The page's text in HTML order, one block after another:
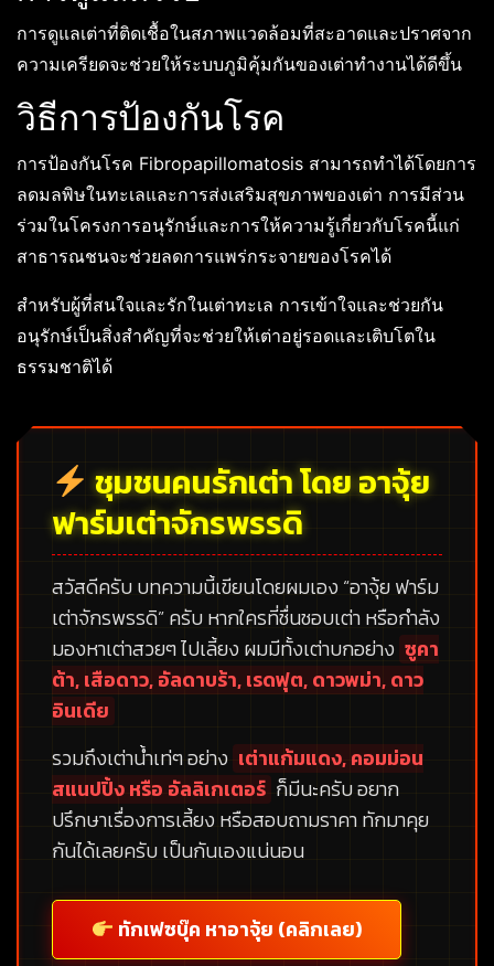
การดูแลเต่าที่ติดเชื้อในสภาพแวดล้อมที่สะอาดและปราศจาก
ความเครียดจะช่วยให้ระบบภูมิคุ้มกันของเต่าทำงานได้ดีขึ้น
วิธีการป้องกันโรค
การป้องกันโรค Fibropapillomatosis สามารถทำได้โดยการ
ลดมลพิษในทะเลและการส่งเสริมสุขภาพของเต่า การมีส่วน
ร่วมในโครงการอนุรักษ์และการให้ความรู้เกี่ยวกับโรคนี้แก่
สาธารณชนจะช่วยลดการแพร่กระจายของโรคได้
สำหรับผู้ที่สนใจและรักในเต่าทะเล การเข้าใจและช่วยกัน
อนุรักษ์เป็นสิ่งสำคัญที่จะช่วยให้เต่าอยู่รอดและเติบโตใน
ธรรมชาติได้
ชุมชนคนรักเต่า โดย อาจุ้ย
ฟาร์มเต่าจักรพรรดิ
สวัสดีครับ บทความนี้เขียนโดยผมเอง “อาจุ้ย ฟาร์ม
เต่าจักรพรรดิ”ครับ หากใครที่ชื่นชอบเต่า หรือกำลัง
มองหาเต่าสวยๆ ไปเลี้ยง ผมมีทั้งเต่าบกอย่าง ซูคา
ต้า, เสือดาว, อัลดาบร้า, เรดฟุต, ดาวพม่า, ดาว
อินเดีย
รวมถึงเต่าน้ำเท่ๆ อย่าง เต่าแก้มแดง, คอมม่อน
สแนปปิ้ง หรือ อัลลิเกเตอร์ ก็มีนะครับ อยาก
ปรึกษาเรื่องการเลี้ยง หรือสอบถามราคา ทักมาคุย
กันได้เลยครับ เป็นกันเองแน่นอน
ทักเฟซบุ๊ค หาอาจุ้ย (คลิกเลย)